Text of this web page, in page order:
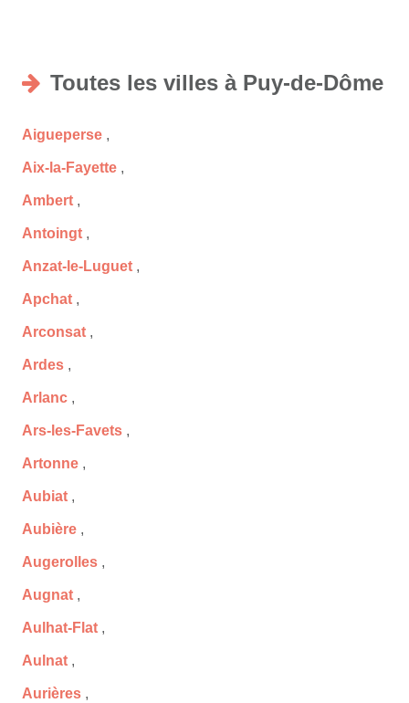
Toutes les villes à Puy-de-Dôme
Aigueperse ,
Aix-la-Fayette ,
Ambert ,
Antoingt ,
Anzat-le-Luguet ,
Apchat ,
Arconsat ,
Ardes ,
Arlanc ,
Ars-les-Favets ,
Artonne ,
Aubiat ,
Aubière ,
Augerolles ,
Augnat ,
Aulhat-Flat ,
Aulnat ,
Aurières ,